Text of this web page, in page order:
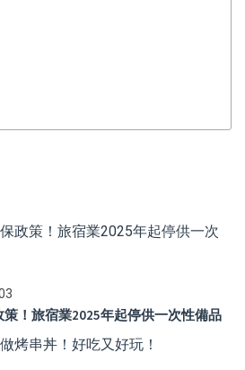
！旅宿業2025年起停供一次性備品